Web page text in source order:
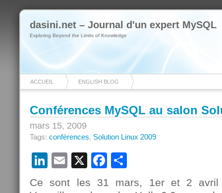
dasini.net – Journal d'un expert MySQL
Exploring Beyond the Limits of Knowledge
ACCUEIL ENGLISH BLOG
Conférences MySQL au salon
mars 15, 2009
Tags: conférences, Solution Linux 2009
LinkedIn
Email
X Facebook
Ce sont les 31 mars, 1er et 2